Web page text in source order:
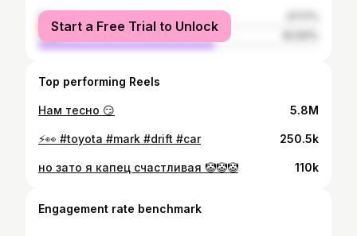
female
male
Start a Free Trial to Unlock
Top performing Reels
Нам тесно 😏 5.8M
⚡️👀 #toyota #mark #drift #car 250.5k
но зато я капец счастливая 🤡🤡🤡 110k
Engagement rate benchmark